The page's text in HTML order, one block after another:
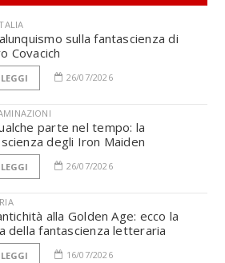
sulla fantascienza di
Covacich
LEGGI 26/07/2026
parte nel tempo: la
degli Iron Maiden
LEGGI 26/07/2026
alla Golden Age: ecco la
della fantascienza letteraria
LEGGI 16/07/2026